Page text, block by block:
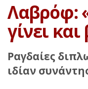
Λαβρόφ:
γίνει
Ραγδαίες
ιδίαν